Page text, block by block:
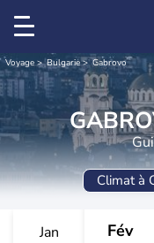
Voyage Bulgarie Gabrovo
Climat à
Jan Fév